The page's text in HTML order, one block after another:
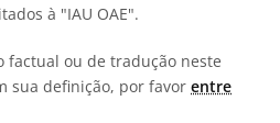
à "IAU OAE".
factual ou de tradução neste
sua definição, por favor entre